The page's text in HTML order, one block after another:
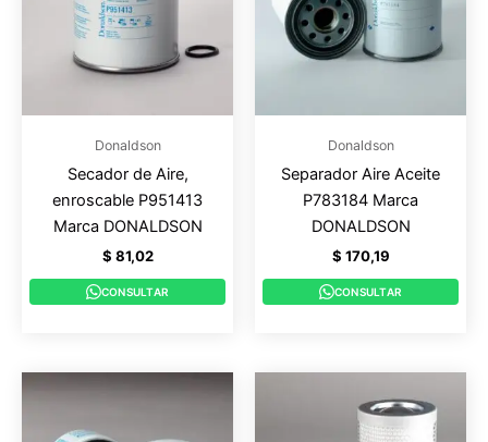
Donaldson
Secador de Aire,
enroscable P951413
Marca DONALDSON
$ 81,02
CONSULTAR
Donaldson
Separador Aire Aceite
P783184 Marca
DONALDSON
$ 170,19
CONSULTAR